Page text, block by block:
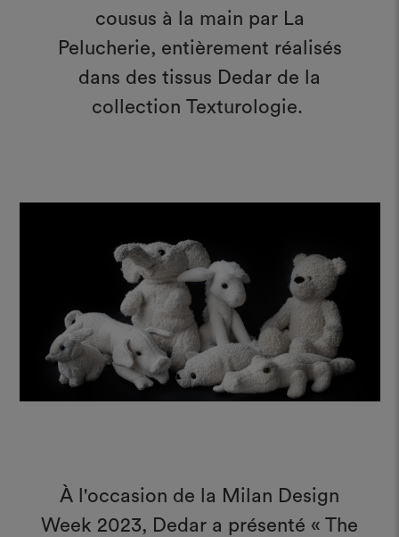
cousus à la main par La
Pelucherie, entièrement réalisés
dans des tissus Dedar de la
collection Texturologie.
À l'occasion de la Milan Design
Week 2023, Dedar a présenté « The